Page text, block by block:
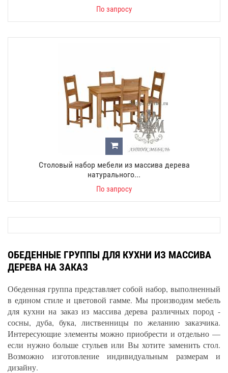
По запросу
Столовый набор мебели из массива дерева
натурального...
По запросу
ОБЕДЕННЫЕ ГРУППЫ ДЛЯ КУХНИ ИЗ МАССИВА
ДЕРЕВА НА ЗАКАЗ
Обеденная группа представляет собой набор, выполненный
в едином стиле и цветовой гамме. Мы производим мебель
для кухни на заказ из массива дерева различных пород -
сосны, дуба, бука, лиственницы по желанию заказчика.
Интересующие элементы можно приобрести и отдельно —
если нужно больше стульев или Вы хотите заменить стол.
Возможно изготовление индивидуальным размерам и
дизайну.